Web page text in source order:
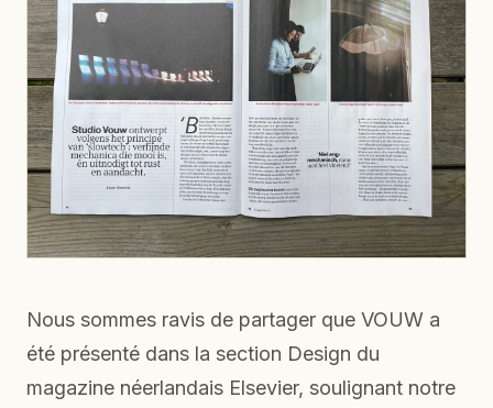
Nous sommes ravis de partager que VOUW a
été présenté dans la section Design du
magazine néerlandais Elsevier, soulignant notre